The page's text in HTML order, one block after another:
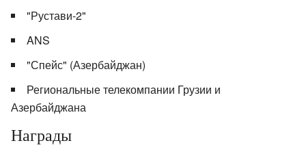
"Рустави-2"
ANS
"Спейс" (Азербайджан)
Региональные телекомпании Грузии и
Азербайджана
Награды